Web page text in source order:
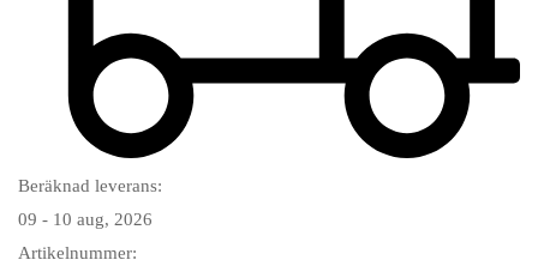
Beräknad leverans:
09 - 10 aug, 2026
Artikelnummer: